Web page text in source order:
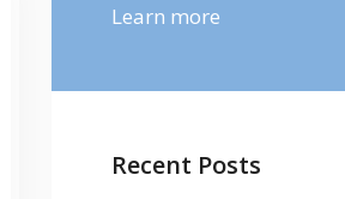
Learn more
Recent Posts